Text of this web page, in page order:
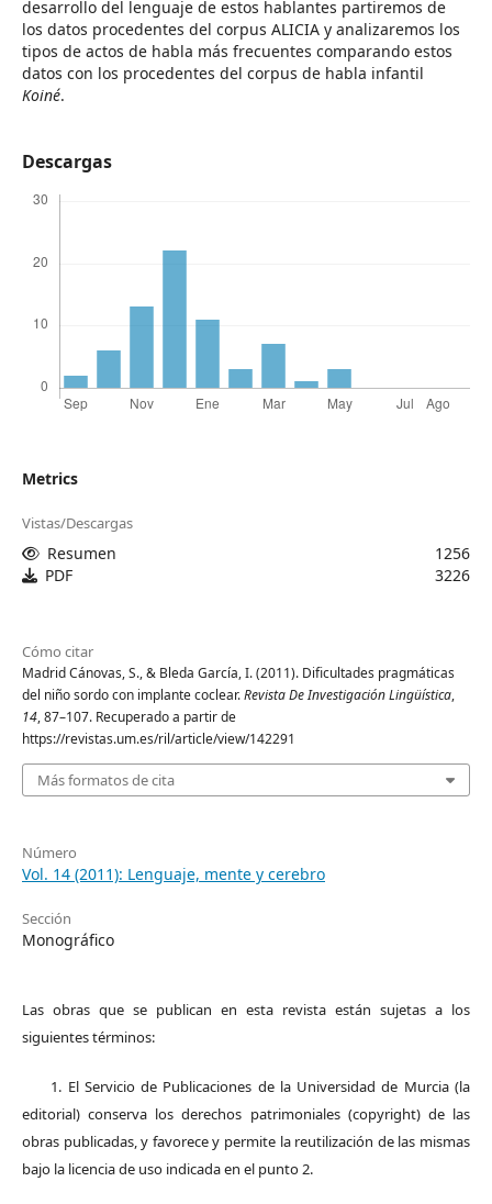
desarrollo del lenguaje de estos hablantes partiremos de
los datos procedentes del corpus ALICIA y analizaremos los
tipos de actos de habla más frecuentes comparando estos
datos con los procedentes del corpus de habla infantil
Koiné.
Descargas
Metrics
Vistas/Descargas
Resumen
1256
PDF
3226
Cómo citar
Madrid Cánovas, S., & Bleda García, I. (2011). Dificultades pragmáticas
del niño sordo con implante coclear.Revista De Investigación Lingüística,
14, 87–107. Recuperado a partir de
https://revistas.um.es/ril/article/view/142291
Más formatos de cita
Número
Vol. 14 (2011): Lenguaje, mente y cerebro
Sección
Monográfico
Las obras que se publican en esta revista están sujetas a los
siguientes términos:
1. El Servicio de Publicaciones de la Universidad de Murcia (la
editorial) conserva los derechos patrimoniales (copyright) de las
obras publicadas, y favorece y permite la reutilización de las mismas
bajo la licencia de uso indicada en el punto 2.